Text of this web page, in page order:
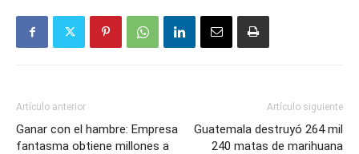
Artículo anterior
Ganar con el hambre: Empresa
fantasma obtiene millones a
Artículo siguiente
Guatemala destruyó 264 mil
240 matas de marihuana